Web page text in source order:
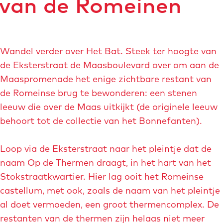
a
c
h
r
h
t
Wandel verder over Het Bat. Steek ter hoogte van
de Eksterstraat de Maasboulevard over om aan de
Maaspromenade het enige zichtbare restant van
de Romeinse brug te bewonderen: een stenen
leeuw die over de Maas uitkijkt (de originele leeuw
behoort tot de collectie van het Bonnefanten).
Loop via de Eksterstraat naar het pleintje dat de
naam Op de Thermen draagt, in het hart van het
Stokstraatkwartier. Hier lag ooit het Romeinse
castellum, met ook, zoals de naam van het pleintje
al doet vermoeden, een groot thermencomplex. De
restanten van de thermen zijn helaas niet meer